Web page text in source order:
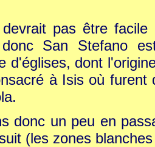
pas être facile
donc San Stefano
d'églises, dont
à Isis où furent
donc un peu en
(les zones